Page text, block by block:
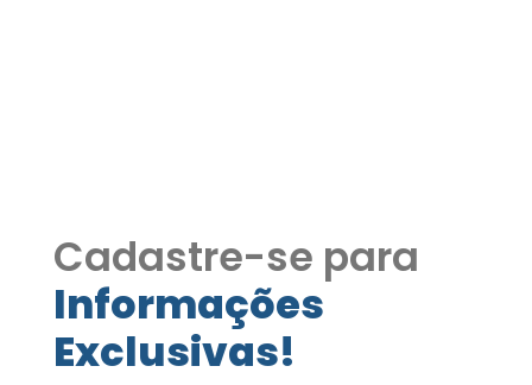
Cadastre-se para
Informações
Exclusivas!